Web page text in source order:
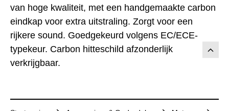
van hoge kwaliteit, met een handgemaakte carbon
eindkap voor extra uitstraling. Zorgt voor een
rijkere sound. Goedgekeurd volgens EC/ECE-
typekeur. Carbon hitteschild afzonderlijk
verkrijgbaar.